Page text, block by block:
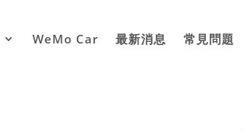
WeMo Car 最新消息 常見問題